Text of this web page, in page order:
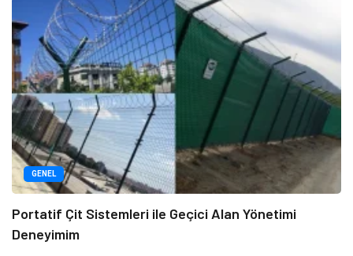
GENEL
Portatif Çit Sistemleri ile Geçici Alan Yönetimi
Deneyimim